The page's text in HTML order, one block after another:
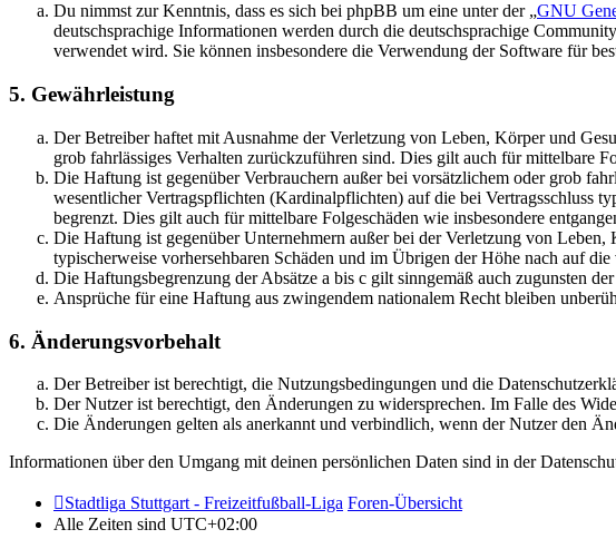
Du nimmst zur Kenntnis, dass es sich bei phpBB um eine unter der „GNU
deutschsprachige Informationen werden durch die deutschsprachige
verwendet wird. Sie können insbesondere die Verwendung der Software für
5. Gewährleistung
Der Betreiber haftet mit Ausnahme der Verletzung von Leben, Körper und
grob fahrlässiges Verhalten zurückzuführen sind. Dies gilt auch für mittelbare
Die Haftung ist gegenüber Verbrauchern außer bei vorsätzlichem oder grob
wesentlicher Vertragspflichten (Kardinalpflichten) auf die bei Vertragsschluss
begrenzt. Dies gilt auch für mittelbare Folgeschäden wie insbesondere
Die Haftung ist gegenüber Unternehmern außer bei der Verletzung von
typischerweise vorhersehbaren Schäden und im Übrigen der Höhe nach auf
Die Haftungsbegrenzung der Absätze a bis c gilt sinngemäß auch zugunsten
Ansprüche für eine Haftung aus zwingendem nationalem Recht bleiben
6. Änderungsvorbehalt
Der Betreiber ist berechtigt, die Nutzungsbedingungen und die
Der Nutzer ist berechtigt, den Änderungen zu widersprechen. Im Falle des
Die Änderungen gelten als anerkannt und verbindlich, wenn der Nutzer den
Informationen über den Umgang mit deinen persönlichen Daten sind in der
Stadtliga Stuttgart - Freizeitfußball-Liga Foren-Übersicht
Alle Zeiten sind UTC+02:00